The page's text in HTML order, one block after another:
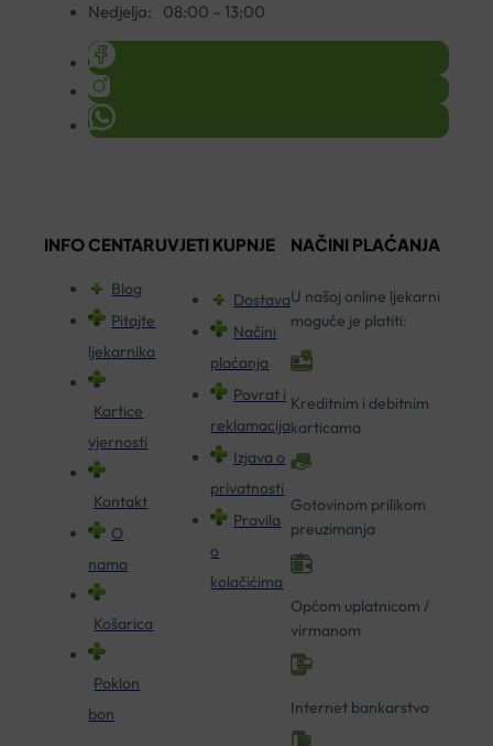
Nedjelja:
08:00 – 13:00
INFO CENTAR
Blog
Pitajte
ljekarnika
Kartice
vjernosti
Kontakt
O
nama
Košarica
Poklon
bon
UVJETI KUPNJE
Dostava
Načini
plaćanja
Povrat i
reklamacija
Izjava o
privatnosti
Pravila
o
kolačićima
NAČINI PLAĆANJA
U našoj online ljekarni
moguće je platiti:
Kreditnim i debitnim
karticama
Gotovinom prilikom
preuzimanja
Općom uplatnicom /
virmanom
Internet bankarstvo